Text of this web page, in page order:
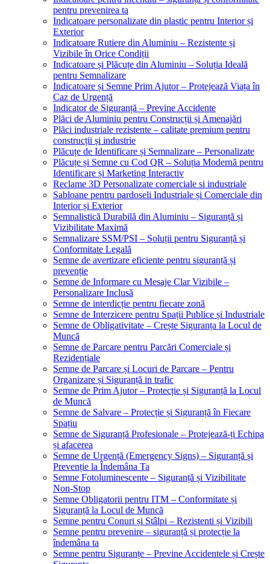
pentru prevenirea ta
Indicatoare personalizate din plastic pentru Interior și
Exterior
Indicatoare Rutiere din Aluminiu – Rezistente și
Vizibile în Orice Condiții
Indicatoare și Plăcuțe din Aluminiu – Soluția Ideală
pentru Semnalizare
Indicatoare și Semne Prim Ajutor – Protejează Viața în
Caz de Urgență
Indicator de Siguranță – Previne Accidente
Plăci de Aluminiu pentru Construcții și Amenajări
Plăci industriale rezistente – calitate premium pentru
construcții și industrie
Plăcuțe de Identificare și Semnalizare – Personalizate
Plăcuțe și Semne cu Cod QR – Soluția Modernă pentru
Identificare și Marketing Interactiv
Reclame 3D Personalizate comerciale si industriale
Sabloane pentru pardoseli Industriale și Comerciale din
Interior și Exterior
Semnalistică Durabilă din Aluminiu – Siguranță și
Vizibilitate Maximă
Semnalizare SSM/PSI – Soluții pentru Siguranță și
Conformitate Legală
Semne de avertizare eficiente pentru siguranță și
prevenție
Semne de Informare cu Mesaje Clar Vizibile –
Personalizare Inclusă
Semne de interdicție pentru fiecare zonă
Semne de Interzicere pentru Spații Publice și Industriale
Semne de Obligativitate – Crește Siguranța la Locul de
Muncă
Semne de Parcare pentru Parcări Comerciale și
Rezidențiale
Semne de Parcare și Locuri de Parcare – Pentru
Organizare și Siguranță in trafic
Semne de Prim Ajutor – Protecție și Siguranță la Locul
de Muncă
Semne de Salvare – Protecție și Siguranță în Fiecare
Spațiu
Semne de Siguranță Profesionale – Protejează-ți Echipa
și afacerea
Semne de Urgență (Emergency Signs) – Siguranță și
Prevenție la Îndemâna Ta
Semne Fotoluminescente – Siguranță și Vizibilitate
Non-Stop
Semne Obligatorii pentru ITM – Conformitate și
Siguranță la Locul de Muncă
Semne pentru Conuri și Stâlpi – Rezistenti și Vizibili
Semne pentru prevenire – siguranță și protecție la
îndemâna ta
Semne pentru Siguranțe – Previne Accidentele și Crește